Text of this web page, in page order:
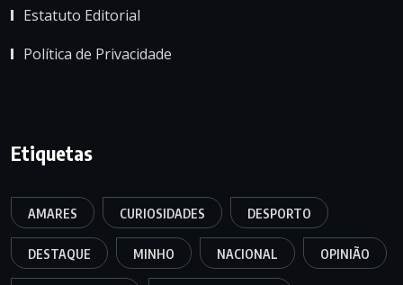
Estatuto Editorial
Política de Privacidade
Etiquetas
AMARES CURIOSIDADES DESPORTO
DESTAQUE MINHO NACIONAL OPINIÃO